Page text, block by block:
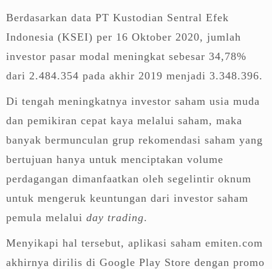
Berdasarkan data PT Kustodian Sentral Efek
Indonesia (KSEI) per 16 Oktober 2020, jumlah
investor pasar modal meningkat sebesar 34,78%
dari 2.484.354 pada akhir 2019 menjadi 3.348.396.
Di tengah meningkatnya investor saham usia muda
dan pemikiran cepat kaya melalui saham, maka
banyak bermunculan grup rekomendasi saham yang
bertujuan hanya untuk menciptakan volume
perdagangan dimanfaatkan oleh segelintir oknum
untuk mengeruk keuntungan dari investor saham
pemula melalui day trading.
Menyikapi hal tersebut, aplikasi saham emiten.com
akhirnya dirilis di Google Play Store dengan promo